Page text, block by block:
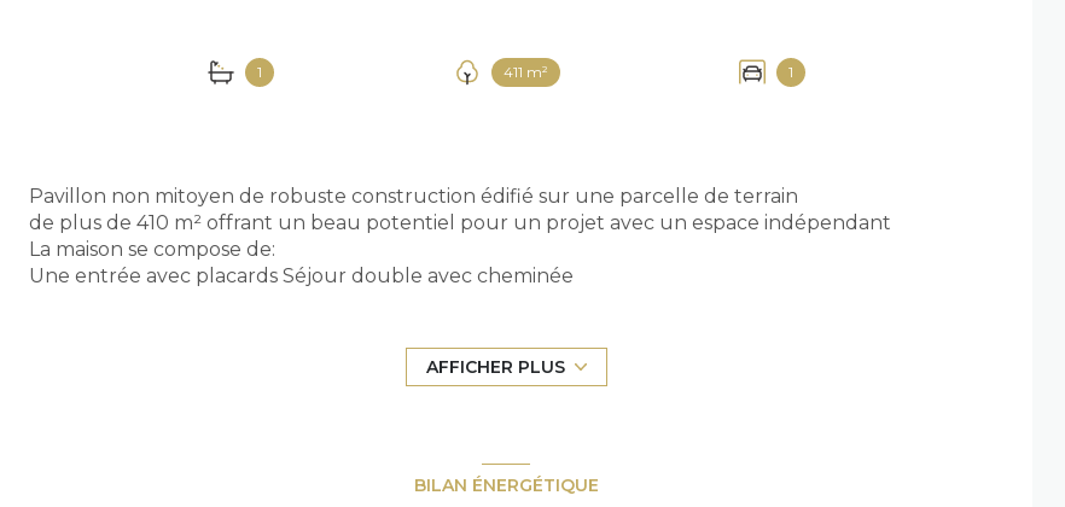
1 411 m² 1
Pavillon non mitoyen de robuste construction édifié sur une parcelle de terrain
de plus de 410 m² offrant un beau potentiel pour un projet avec un espace indépendant
La maison se compose de:
Une entrée avec placards Séjour double avec cheminée
Arriere cuisine/buanderie avec chaudière au gaz
AFFICHER PLUS
BILAN ÉNERGÉTIQUE